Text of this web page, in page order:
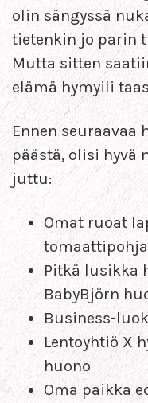
olin sängyssä
tietenkin jo parin
Mutta sitten
elämä hymyili
Ennen seuraavaa
päästä, olisi
juttu:
Omat ruoat
Pitkä lusikka
BabyBjörn
Business-
Lentoyhtiö X
huono
Oma paikka